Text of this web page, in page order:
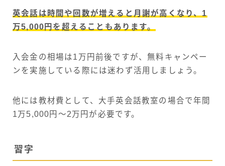
英会話は時間や回数が増えると月謝が高くなり、1
万5,000円を超えることもあります。
入会金の相場は1万円前後ですが、無料キャンペー
ンを実施している際には迷わず活用しましょう。
他には教材費として、大手英会話教室の場合で年間
1万5,000円〜2万円が必要です。
習字